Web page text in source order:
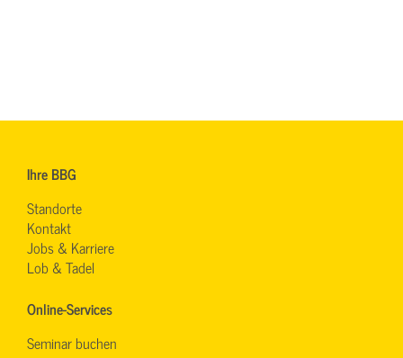
Ihre BBG
Standorte
Kontakt
Jobs & Karriere
Lob & Tadel
Online-Services
Seminar buchen